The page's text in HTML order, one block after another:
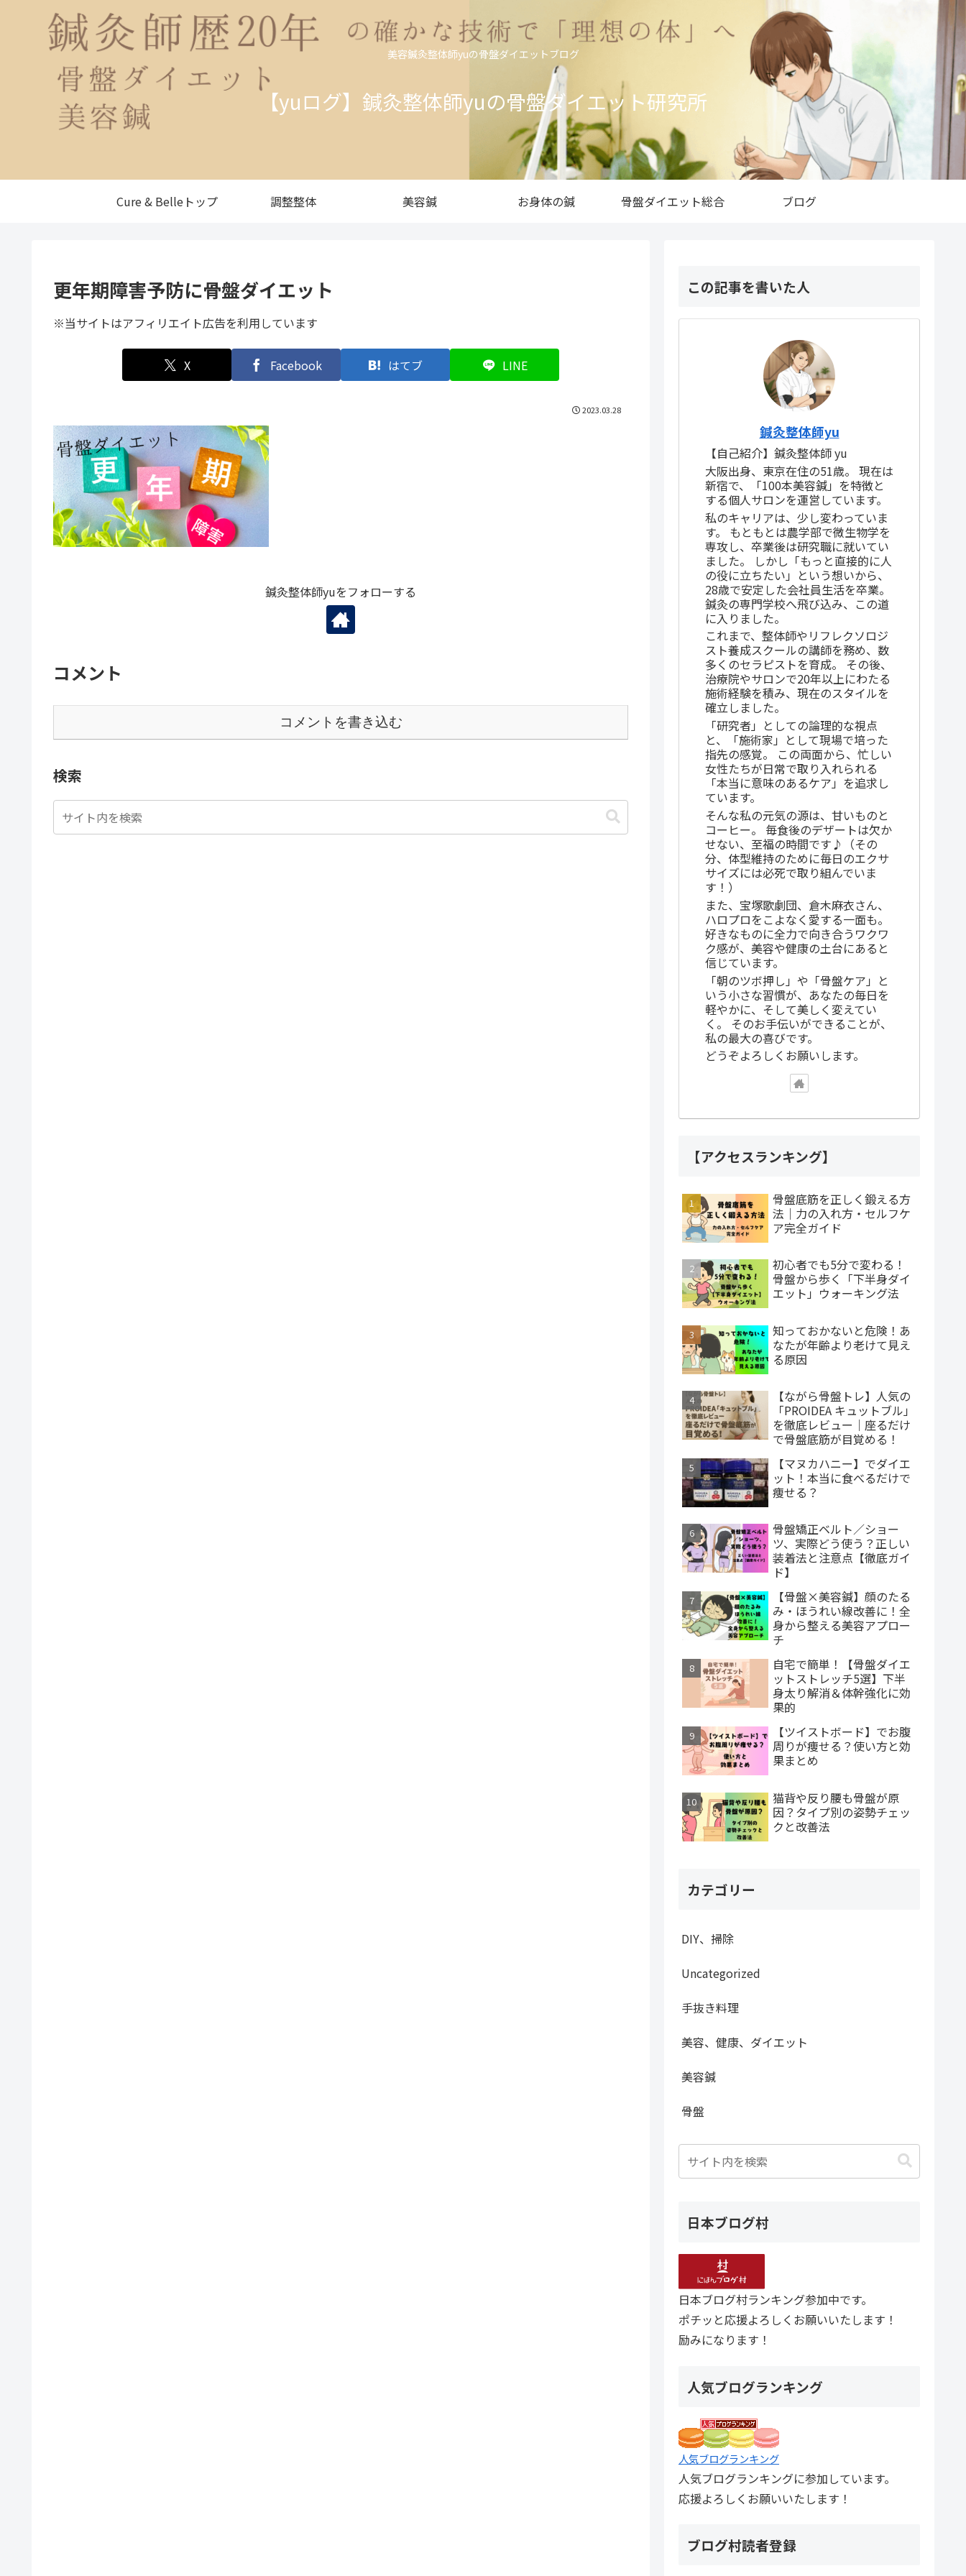
美容鍼灸整体師yuの骨盤ダイエットブログ
【yuログ】鍼灸整体師yuの骨盤ダイエット研究所
Cure & Belleトップ 調整整体 美容鍼 お身体の鍼 骨盤ダイエット総合 ブログ
更年期障害予防に骨盤ダイエット
※当サイトはアフィリエイト広告を利用しています
X Facebook はてブ LINE
2023.03.28
鍼灸整体師yuをフォローする
コメント
コメントを書き込む
検索
この記事を書いた人
鍼灸整体師yu
【自己紹介】鍼灸整体師 yu
大阪出身、東京在住の51歳。 現在は
新宿で、「100本美容鍼」を特徴と
する個人サロンを運営しています。
私のキャリアは、少し変わっていま
す。 もともとは農学部で微生物学を
専攻し、卒業後は研究職に就いてい
ました。 しかし「もっと直接的に人
の役に立ちたい」という想いから、
28歳で安定した会社員生活を卒業。
鍼灸の専門学校へ飛び込み、この道
に入りました。
これまで、整体師やリフレクソロジ
スト養成スクールの講師を務め、数
多くのセラピストを育成。 その後、
治療院やサロンで20年以上にわたる
施術経験を積み、現在のスタイルを
確立しました。
「研究者」としての論理的な視点
と、「施術家」として現場で培った
指先の感覚。 この両面から、忙しい
女性たちが日常で取り入れられる
「本当に意味のあるケア」を追求し
ています。
そんな私の元気の源は、甘いものと
コーヒー。 毎食後のデザートは欠か
せない、至福の時間です♪（その
分、体型維持のために毎日のエクサ
サイズには必死で取り組んでいま
す！）
また、宝塚歌劇団、倉木麻衣さん、
ハロプロをこよなく愛する一面も。
好きなものに全力で向き合うワクワ
ク感が、美容や健康の土台にあると
信じています。
「朝のツボ押し」や「骨盤ケア」と
いう小さな習慣が、あなたの毎日を
軽やかに、そして美しく変えてい
く。 そのお手伝いができることが、
私の最大の喜びです。
どうぞよろしくお願いします。
【アクセスランキング】
骨盤底筋を正しく鍛える方
法｜力の入れ方・セルフケ
ア完全ガイド
初心者でも5分で変わる！
骨盤から歩く「下半身ダイ
エット」ウォーキング法
知っておかないと危険！あ
なたが年齢より老けて見え
る原因
【ながら骨盤トレ】人気の
「PROIDEA キュットブル」
を徹底レビュー｜座るだけ
で骨盤底筋が目覚める！
【マヌカハニー】でダイエ
ット！本当に食べるだけで
痩せる？
骨盤矯正ベルト／ショー
ツ、実際どう使う？正しい
装着法と注意点【徹底ガイ
ド】
【骨盤×美容鍼】顔のたる
み・ほうれい線改善に！全
身から整える美容アプロー
チ
自宅で簡単！【骨盤ダイエ
ットストレッチ5選】下半
身太り解消＆体幹強化に効
果的
【ツイストボード】でお腹
周りが痩せる？使い方と効
果まとめ
猫背や反り腰も骨盤が原
因？タイプ別の姿勢チェッ
クと改善法
カテゴリー
DIY、掃除
Uncategorized
手抜き料理
美容、健康、ダイエット
美容鍼
骨盤
日本ブログ村
日本ブログ村ランキング参加中です。
ポチッと応援よろしくお願いいたします！
励みになります！
人気ブログランキング
人気ブログランキング
人気ブログランキングに参加しています。
応援よろしくお願いいたします！
ブログ村読者登録